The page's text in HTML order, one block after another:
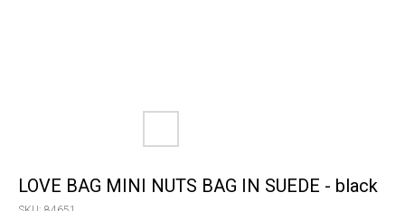
LOVE BAG MINI NUTS BAG IN SUEDE - black